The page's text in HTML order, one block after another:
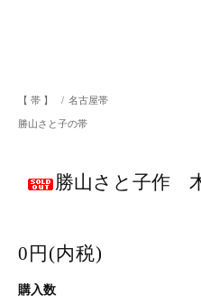
【 帯 】 / 名古屋帯
勝山さと子の帯
勝山さと子作
0円(内税)
購入数